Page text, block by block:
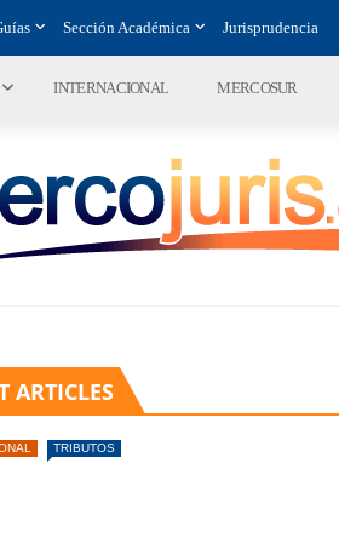
Sección Académica Jurisprudencia
INTERNACIONAL MERCOSUR
ARTICLES
TRIBUTOS